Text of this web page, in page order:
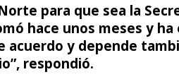
para que sea la
hace unos meses y
y depende
respondió.